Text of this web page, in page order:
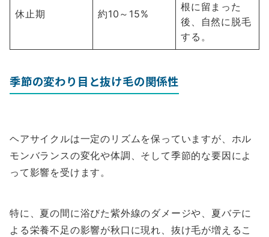
休止期 約10～15%
根に留まった
後、自然に脱毛
する。
季節の変わり目と抜け毛の関係性
ヘアサイクルは一定のリズムを保っていますが、ホル
モンバランスの変化や体調、そして季節的な要因によ
って影響を受けます。
特に、夏の間に浴びた紫外線のダメージや、夏バテに
よる栄養不足の影響が秋口に現れ、抜け毛が増えるこ